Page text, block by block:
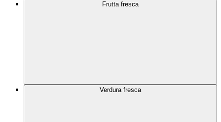
Frutta fresca
Verdura fresca